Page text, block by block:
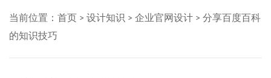
当前位置： 首页 > 设计知识 > 企业官网设计 > 分享百度百科
的知识技巧